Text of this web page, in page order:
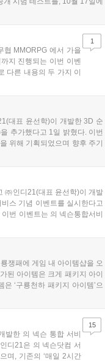
협 MMORPG 에서 가을
지 진행되는 이번 이벤
다른 내용의 두 가지 이
1
대표 윤선학)이 개발한 3D 순
추가했다고 1일 밝혔다. 이번
위해 기획되었으며 향후 주기
㈜인디21(대표 윤선학)이 개발
스 기념 이벤트를 실시한다고
번 이벤트는 의 넥슨통합서비
쟁패에 게임 내 아이템샵을 오
된 아이템은 크게 패키지 아이
‘구룡천하 패키지 아이템’으
발한 의 넥슨 통합 서비
디21은 의 넥슨닷컴 서
며, 기존의 ‘매일 2시간
15